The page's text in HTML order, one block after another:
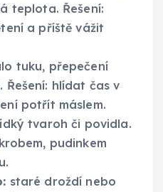
teplota. Řešení:
a příště vážit
tuku, přepečení
Řešení: hlídat čas v
potřít máslem.
tvaroh či povidla.
pudinkem
staré droždí nebo